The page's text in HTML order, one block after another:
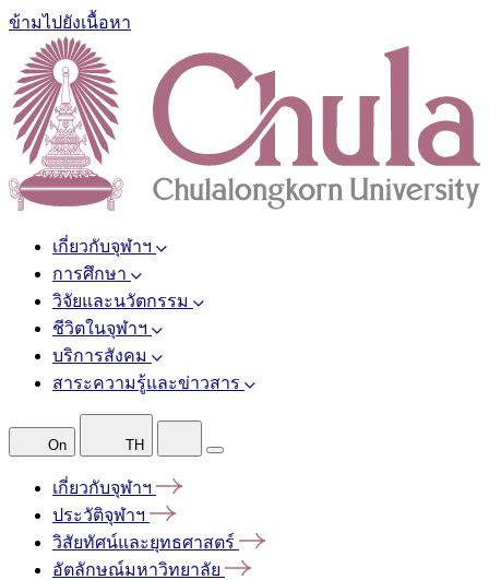
ข้ามไปยังเนื้อหา
เกี่ยวกับจุฬาฯ
การศึกษา
วิจัยและนวัตกรรม
ชีวิตในจุฬาฯ
บริการสังคม
สาระความรู้และข่าวสาร
On TH
เกี่ยวกับจุฬาฯ
ประวัติจุฬาฯ
วิสัยทัศน์และยุทธศาสตร์
อัตลักษณ์มหาวิทยาลัย